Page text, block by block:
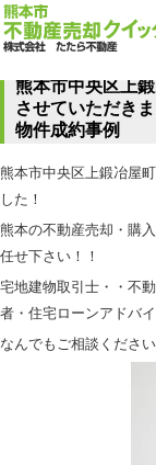
熊本市中央区上
させていただき
物件成約事例
熊本市中央区上鍛冶屋
した！
熊本の不動産売却・購
任せ下さい！！
宅地建物取引士・・不
者・住宅ローンアドバ
なんでもご相談ください